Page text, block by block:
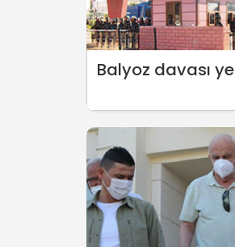
Balyoz davası